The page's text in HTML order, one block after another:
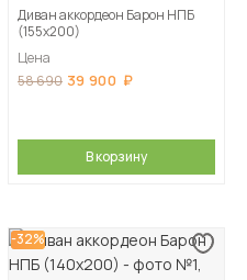
Диван аккордеон Барон НПБ
(155х200)
Цена
58 690 39 900
В корзину
-32%